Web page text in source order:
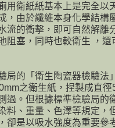
用衛紙紙基本上是完全以
，由於纖維本身化學結構
流的衝擊，即可自然解離
阻塞，同時也較衛生 ，還
局的「衛生陶瓷器檢驗法
之衛生紙，捏製成直
過。但根據標準檢驗局的
料、重量、色澤等規定，
卻是以吸水強度為重要參